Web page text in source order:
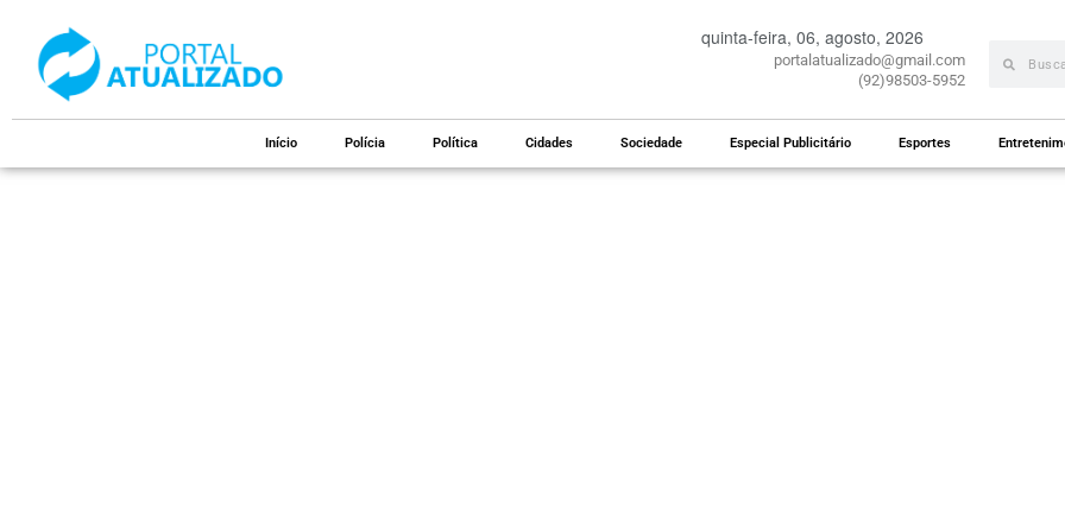
quinta-feira, 06, agosto, 2026
portalatualizado@gmail.com
(92)98503-5952
Início Polícia Política Cidades Sociedade Especial Publicitário Esportes